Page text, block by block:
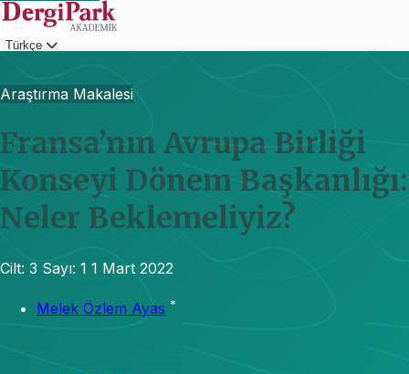
Türkçe
Araştırma Makalesi
Fransa’nın Avrupa Birliği
Konseyi Dönem Başkanlığı:
Neler Beklemeliyiz?
Cilt: 3 Sayı: 1 1 Mart 2022
Melek Özlem Ayas *